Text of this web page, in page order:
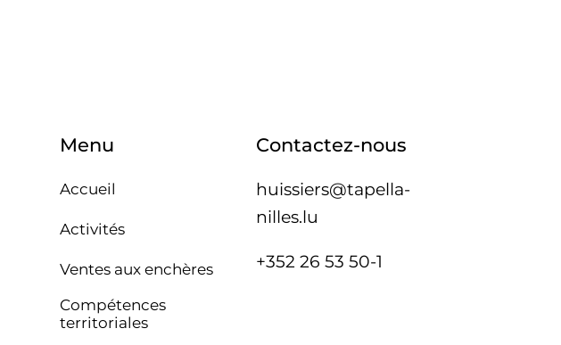
Menu
Accueil
Activités
Ventes aux enchères
Compétences
territoriales
Contactez-nous
huissiers@tapella-
nilles.lu
+352 26 53 50-1